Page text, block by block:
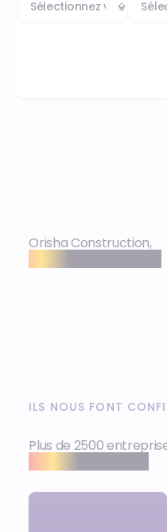
Orisha Construction,
ILS NOUS FONT
Plus de 2500